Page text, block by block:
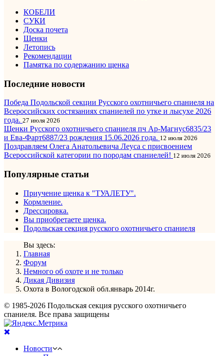
КОБЕЛИ
СУКИ
Доска почета
Щенки
Летопись
Рекомендации
Памятка по содержанию щенка
Последние новости
Победа Подольской секции Русского охотничьего спаниеля на
Всероссийских состязаниях спаниелей по утке и лысухе 2026
года. 27 июля 2026
Щенки Русского охотничьего спаниеля пч Ар-Магнус6835/23
и Ева-Фарт6887/23 рождения 15.06.2026 года. 12 июля 2026
Поздравляем Олега Анатольевича Леуса с присвоением
Всероссийской категории по породам спаниелей! 12 июля 2026
Популярные статьи
Приучение щенка к "ТУАЛЕТУ".
Кормление.
Дрессировка.
Вы приобретаете щенка.
Подольская секция русского охотничьего спаниеля
Вы здесь:
Главная
Форум
Немного об охоте и не только
Дикая Дивизия
Охота в Вологодской обл.январь 2014г.
© 1985-2026 Подольская секция русского охотничьего
спаниеля. Все права защищены
Новости